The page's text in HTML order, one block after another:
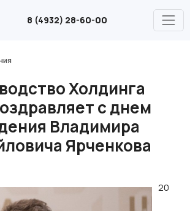
8 (4932) 28-60-00
Холдинга
с днем
Владимира
Ярченкова
20